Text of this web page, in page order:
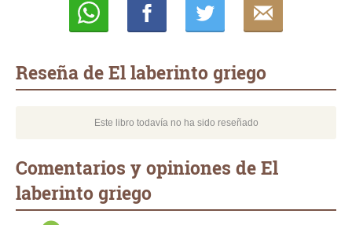
Reseña de El laberinto griego
Este libro todavía no ha sido reseñado
Comentarios y opiniones de El
laberinto griego